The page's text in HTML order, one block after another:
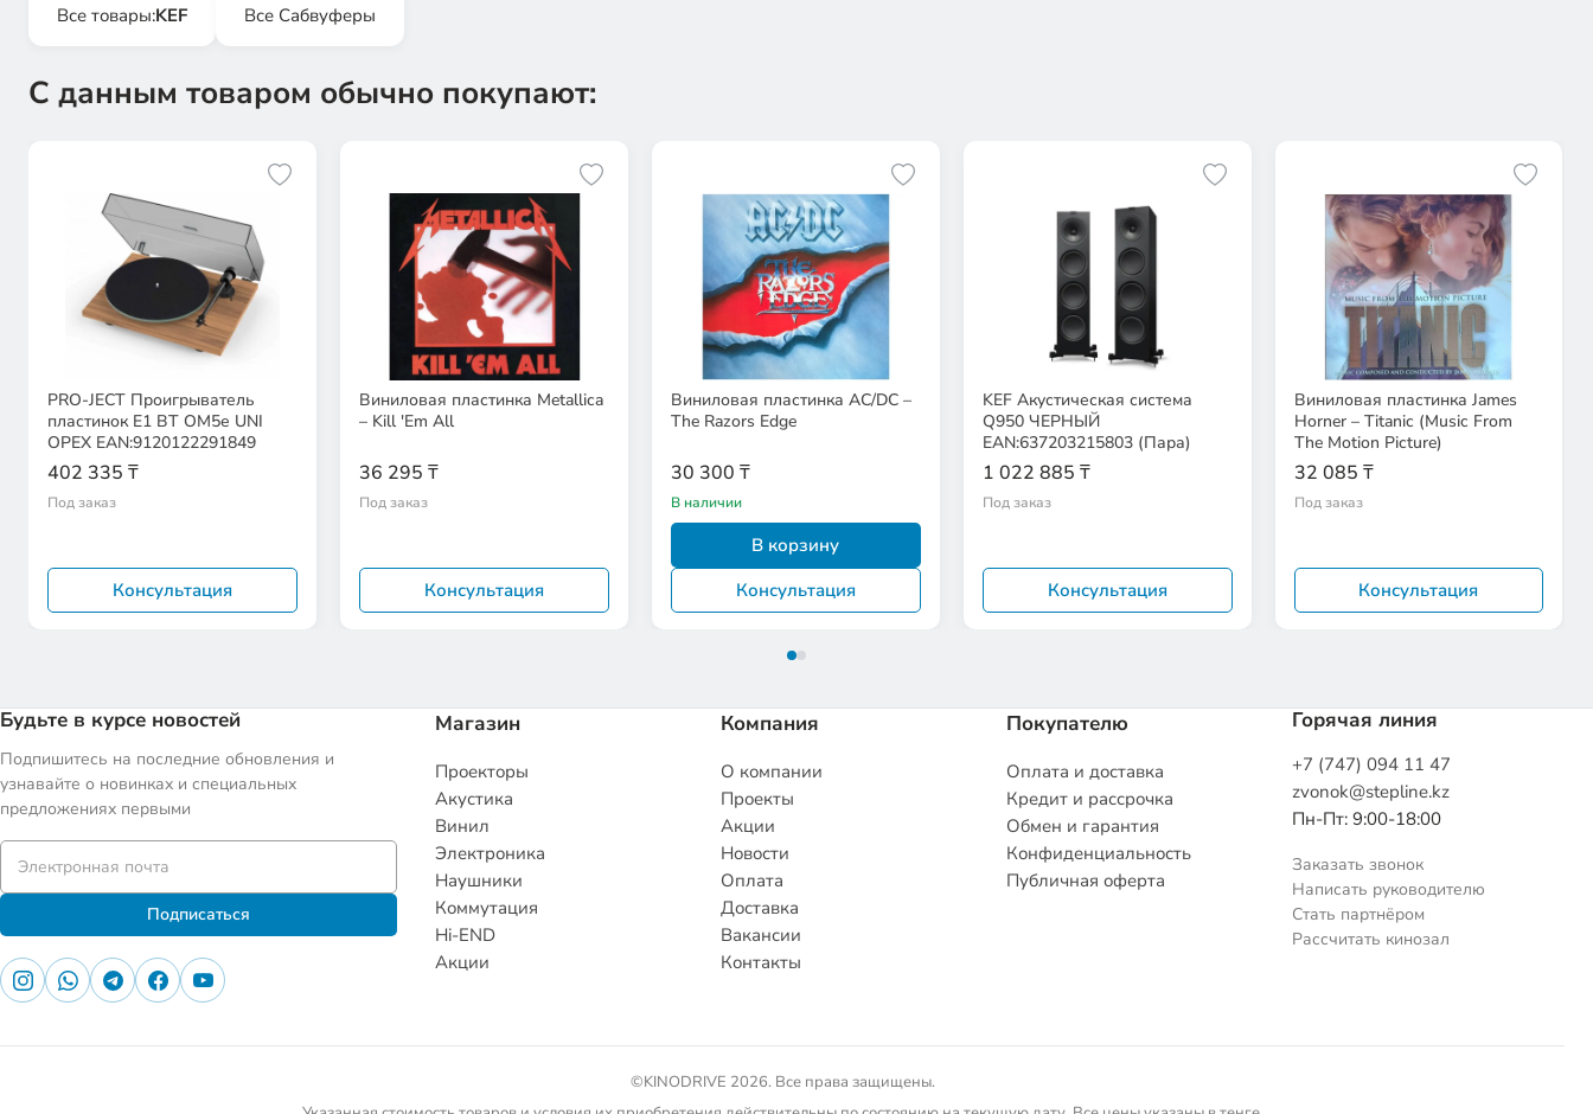
Все товары:KEF Все Сабвуферы
С данным товаром обычно покупают:
PRO-JECT Проигрыватель
пластинок Е1 BT ОМ5е UNI
ОРЕХ EAN:9120122291849
402 335 ₸
Под заказ
Консультация
Виниловая пластинка Metallica
– Kill 'Em All
36 295 ₸
Под заказ
Консультация
Виниловая пластинка AC/DC –
The Razors Edge
30 300 ₸
В наличии
В корзину
Консультация
KEF Акустическая система
Q950 ЧЕРНЫЙ
EAN:637203215803 (Пара)
1 022 885 ₸
Под заказ
Консультация
Виниловая пластинка James
Horner – Titanic (Music From
The Motion Picture)
32 085 ₸
Под заказ
Консультация
Будьте в курсе новостей
Подпишитесь на последние обновления и
узнавайте о новинках и специальных
предложениях первыми
Подписаться
Магазин
Проекторы
Акустика
Винил
Электроника
Наушники
Коммутация
Hi-END
Акции
Компания
О компании
Проекты
Акции
Новости
Оплата
Доставка
Вакансии
Контакты
Покупателю
Оплата и доставка
Кредит и рассрочка
Обмен и гарантия
Конфиденциальность
Публичная оферта
Горячая линия
+7 (747) 094 11 47
zvonok@stepline.kz
Пн-Пт: 9:00-18:00
Заказать звонок
Написать руководителю
Стать партнёром
Рассчитать кинозал
©KINODRIVE 2026. Все права защищены.